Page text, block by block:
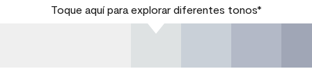
Toque aquí para explorar diferentes tonos*